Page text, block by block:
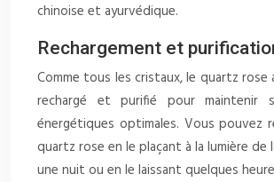
chinoise et ayurvédique.
Rechargement et
Comme tous les cristaux, le quartz rose
rechargé et purifié pour maintenir
énergétiques optimales. Vous pouvez
quartz rose en le plaçant à la lumière de
une nuit ou en le laissant quelques